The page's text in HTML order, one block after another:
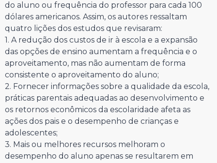
do aluno ou frequência do professor para cada 100
dólares americanos. Assim, os autores ressaltam
quatro lições dos estudos que revisaram:
1. A redução dos custos de ir à escola e a expansão
das opções de ensino aumentam a frequência e o
aproveitamento, mas não aumentam de forma
consistente o aproveitamento do aluno;
2. Fornecer informações sobre a qualidade da escola,
práticas parentais adequadas ao desenvolvimento e
os retornos econômicos da escolaridade afeta as
ações dos pais e o desempenho de crianças e
adolescentes;
3. Mais ou melhores recursos melhoram o
desempenho do aluno apenas se resultarem em